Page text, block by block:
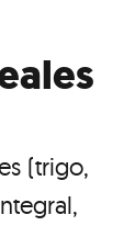
(trigo,